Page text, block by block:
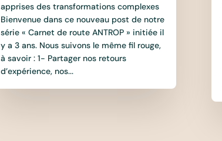
apprises des transformations complexes
Bienvenue dans ce nouveau post de notre
série « Carnet de route ANTROP » initiée il
y a 3 ans. Nous suivons le même fil rouge,
à savoir : 1- Partager nos retours
d’expérience, nos...